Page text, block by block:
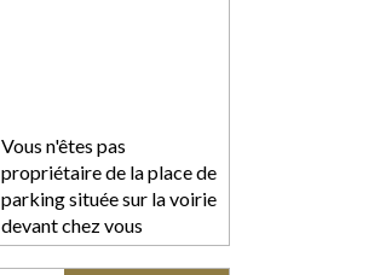
Vous n'êtes pas
propriétaire de la place de
parking située sur la voirie
devant chez vous